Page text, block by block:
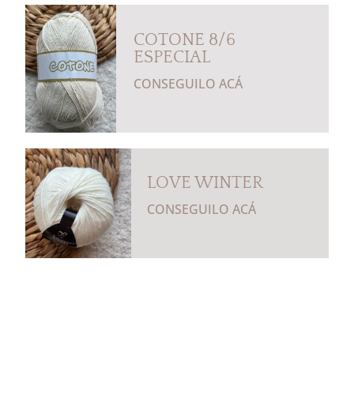
COTONE 8/6
ESPECIAL
CONSEGUILO ACÁ
LOVE WINTER
CONSEGUILO ACÁ